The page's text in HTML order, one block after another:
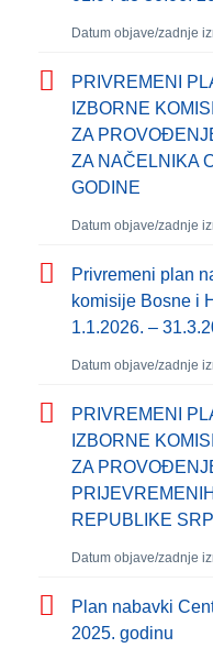
Datum objave/zadnje
PRIVREMENI
IZBORNE
ZA
ZA NAČELNIKA
GODINE
Datum objave/zadnje
Privremeni plan
komisije Bosne i
1.1.2026. –
Datum objave/zadnje
PRIVREMENI
IZBORNE
ZA
REPUBLIKE
Datum objave/zadnje
Plan nabavki
2025. godinu